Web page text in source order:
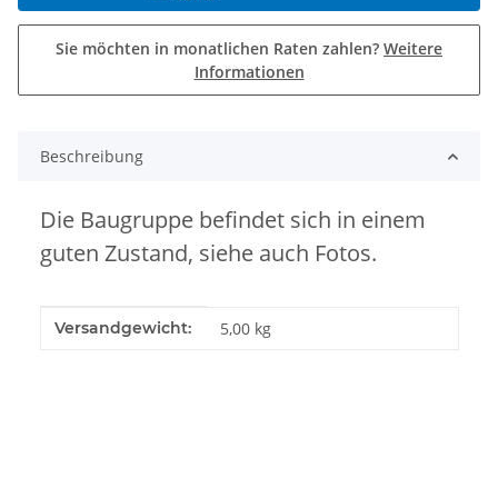
Sie möchten in monatlichen Raten zahlen? Weitere
Informationen
Beschreibung
Die Baugruppe befindet sich in einem
guten Zustand, siehe auch Fotos.
Produkteigenschaft
Wert
Versandgewicht: 5,00 kg